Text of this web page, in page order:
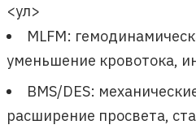
<ул>
MLFM:
уменьшение кровотока,
BMS/DES:
расширение просвета,